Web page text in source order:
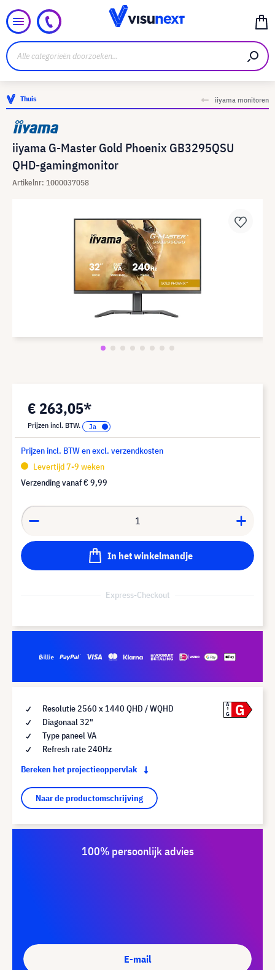
Thuis iiyama monitoren
iiyama G-Master Gold Phoenix GB3295QSU
QHD-gamingmonitor
Artikelnr: 1000037058
€ 263,05*
Prijzen incl. BTW.
Prijzen incl. BTW en excl. verzendkosten
Levertijd 7-9 weken
Verzending vanaf€ 9,99
In het winkelmandje
Express-Checkout
Resolutie 2560 x 1440 QHD / WQHD
Diagonaal 32"
Type paneel VA
Refresh rate 240Hz
Bereken het projectieoppervlak
Naar de productomschrijving
A
G
G
100% persoonlijk advies
E-mail